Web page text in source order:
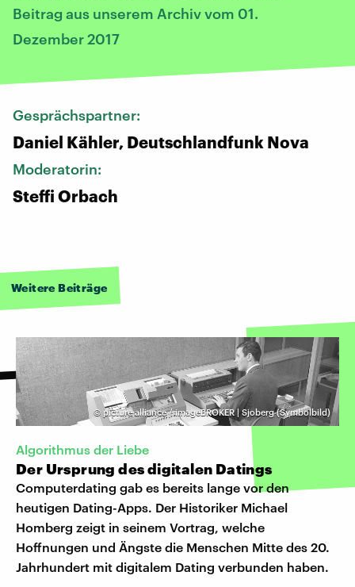
Beitrag aus unserem Archiv vom 01.
Dezember 2017
Gesprächspartner:
Daniel Kähler, Deutschlandfunk Nova
Moderatorin:
Steffi Orbach
Weitere Beiträge
© picture alliance / imageBROKER | Sjoberg (Symbolbild)
Algorithmus der Liebe
Der Ursprung des digitalen Datings
Computerdating gab es bereits lange vor den
heutigen Dating-Apps. Der Historiker Michael
Homberg zeigt in seinem Vortrag, welche
Hoffnungen und Ängste die Menschen Mitte des 20.
Jahrhundert mit digitalem Dating verbunden haben.